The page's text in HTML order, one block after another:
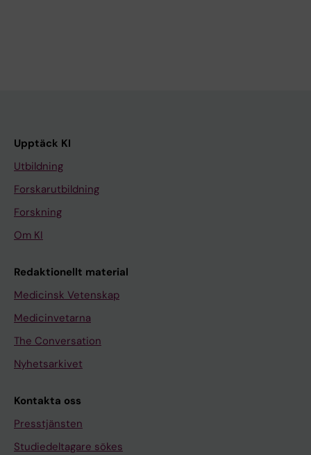
Upptäck KI
Utbildning
Forskarutbildning
Forskning
Om KI
Redaktionellt material
Medicinsk Vetenskap
Medicinvetarna
The Conversation
Nyhetsarkivet
Kontakta oss
Presstjänsten
Studiedeltagare sökes